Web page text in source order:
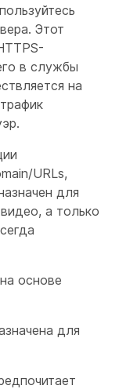
Этот
в службы
на
URLs,
для
а только
основе
для